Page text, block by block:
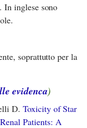
In inglese sono
soprattutto per la
evidenca)
D.Toxicity of Star
Patients: A